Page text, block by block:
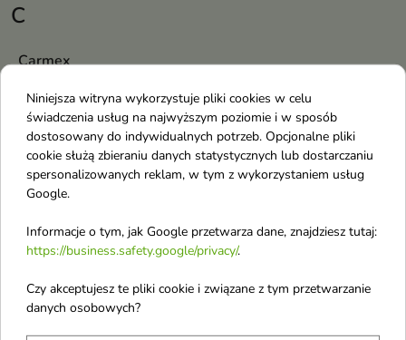
C
Carmex
Cosnori
CP-1
Cabotine
Cacharel
Calvin Klein
Cantu
Carolina Herrera
Catrice
Niniejsza witryna wykorzystuje pliki cookies w celu
świadczenia usług na najwyższym poziomie i w sposób
dostosowany do indywidualnych potrzeb. Opcjonalne pliki
cookie służą zbieraniu danych statystycznych lub dostarczaniu
spersonalizowanych reklam, w tym z wykorzystaniem usług
Google.
Informacje o tym, jak Google przetwarza dane, znajdziesz tutaj:
https://business.safety.google/privacy/.
Czy akceptujesz te pliki cookie i związane z tym przetwarzanie
danych osobowych?